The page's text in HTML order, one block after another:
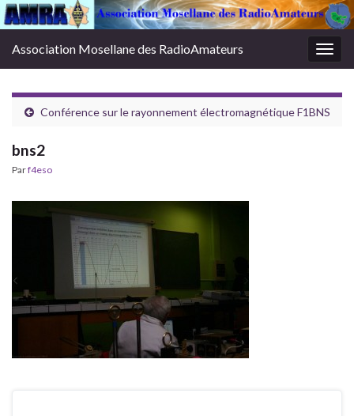
Association Mosellane des RadioAmateurs
Conférence sur le rayonnement électromagnétique F1BNS
bns2
Parf4eso